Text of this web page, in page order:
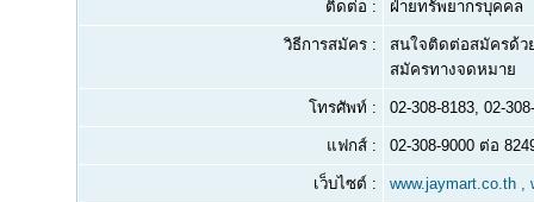
ติดต่อ : ฝ่ายทรัพยากรบุคคล
วิธีการสมัคร :
สนใจติดต่อสมัครด้วย
สมัครทางจดหมาย
โทรศัพท์ : 02-308-8183, 02-
แฟกส์ : 02-308-9000 ต่อ
เว็บไซต์ : www.jaymart.co.th ,